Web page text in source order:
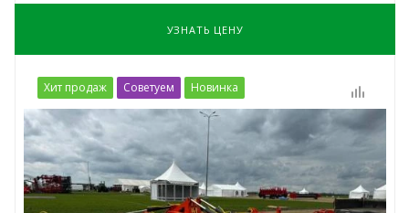
УЗНАТЬ ЦЕНУ
Хит продаж Советуем Новинка